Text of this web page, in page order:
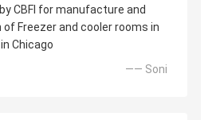
CBFI for manufacture and
Freezer and cooler rooms in
Chicago
—— Soni